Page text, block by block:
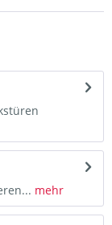
mehr